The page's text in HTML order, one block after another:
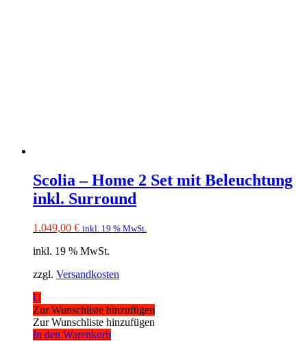
Scolia – Home 2 Set mit Beleuchtung
inkl. Surround
1.049,00 € inkl. 19 % MwSt.
inkl. 19 % MwSt.
zzgl. Versandkosten
U
Zur Wunschliste hinzufügen
Zur Wunschliste hinzufügen
In den Warenkorb